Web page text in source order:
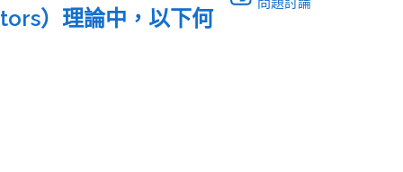
）理論中，以下何